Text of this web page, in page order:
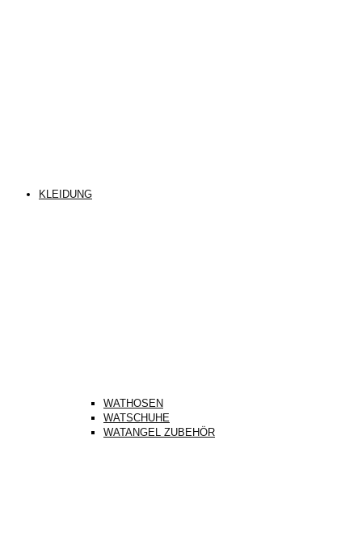
KLEIDUNG
WATHOSEN
WATSCHUHE
WATANGEL ZUBEHÖR